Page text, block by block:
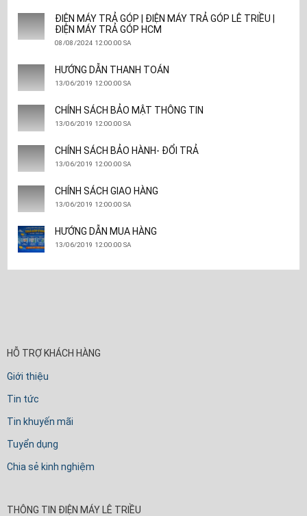
ĐIỆN MÁY TRẢ GÓP | ĐIỆN MÁY TRẢ GÓP LÊ TRIỀU |
ĐIỆN MÁY TRẢ GÓP HCM
08/08/2024 12:00:00 SA
HƯỚNG DẪN THANH TOÁN
13/06/2019 12:00:00 SA
CHÍNH SÁCH BẢO MẬT THÔNG TIN
13/06/2019 12:00:00 SA
CHÍNH SÁCH BẢO HÀNH- ĐỔI TRẢ
13/06/2019 12:00:00 SA
CHÍNH SÁCH GIAO HÀNG
13/06/2019 12:00:00 SA
HƯỚNG DẪN MUA HÀNG
13/06/2019 12:00:00 SA
HỖ TRỢ KHÁCH HÀNG
Giới thiệu
Tin tức
Tin khuyến mãi
Tuyển dụng
Chia sẻ kinh nghiệm
THÔNG TIN ĐIỆN MÁY LÊ TRIỀU